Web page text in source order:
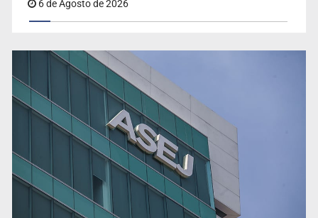
6 de Agosto de 2026